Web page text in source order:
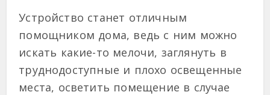
Устройство станет отличным
помощником дома, ведь с ним можно
искать какие-то мелочи, заглянуть в
труднодоступные и плохо освещенные
места, осветить помещение в случае